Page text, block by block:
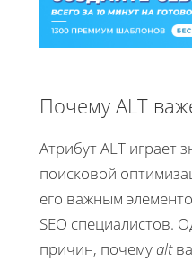
Почему ALT
Атрибут ALT играет
поисковой
его важным
SEO специалистов.
причин, почему alt